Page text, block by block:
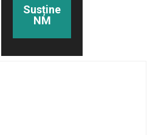
Susține
NM